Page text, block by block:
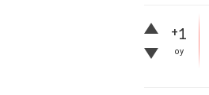
+1
oy